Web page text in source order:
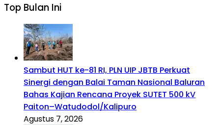
Top Bulan Ini
Sambut HUT ke-81 RI, PLN UIP JBTB Perkuat
Sinergi dengan Balai Taman Nasional Baluran
Bahas Kajian Rencana Proyek SUTET 500 kV
Paiton–Watudodol/Kalipuro
Agustus 7, 2026